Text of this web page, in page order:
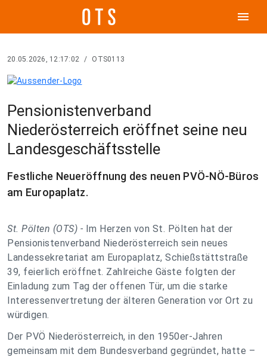
menu
20.05.2026, 12:17:02 / OTS0113
Pensionistenverband
Niederösterreich eröffnet seine neu
Landesgeschäftsstelle
Festliche Neueröffnung des neuen PVÖ-NÖ-Büros
am Europaplatz.
St. Pölten (OTS) - Im Herzen von St. Pölten hat der
Pensionistenverband Niederösterreich sein neues
Landessekretariat am Europaplatz, Schießstättstraße
39, feierlich eröffnet. Zahlreiche Gäste folgten der
Einladung zum Tag der offenen Tür, um die starke
Interessenvertretung der älteren Generation vor Ort zu
würdigen.
Der PVÖ Niederösterreich, in den 1950er-Jahren
gemeinsam mit dem Bundesverband gegründet, hatte –